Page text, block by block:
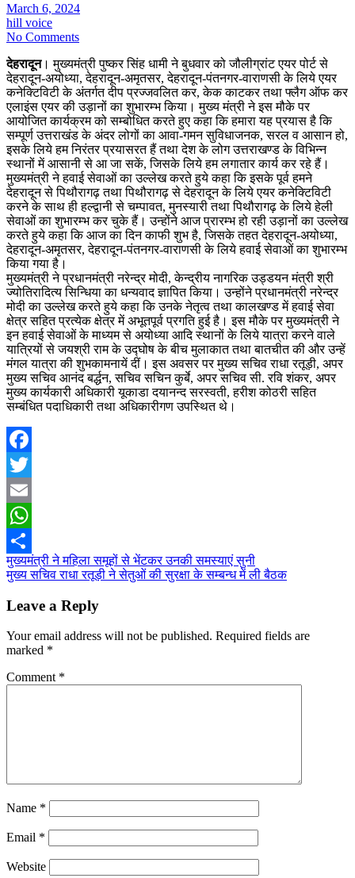
March 6, 2024
hill voice
No Comments
देहरादून। मुख्यमंत्री पुष्कर सिंह धामी ने बुधवार को जौलीग्रांट एयर पोर्ट से
देहरादून-अयोध्या, देहरादून-अमृतसर, देहरादून-पंतनगर-वाराणसी के लिये एयर
कनेक्टिविटी के अंतर्गत दीप प्रज्जवलित कर, केक काटकर तथा फ्लैग ऑफ कर
एलाइंस एयर की उड़ानों का शुभारम्भ किया। मुख्य मंत्री ने इस मौके पर
आयोजित कार्यक्रम को सम्बोधित करते हुए कहा कि हमारा यह प्रयास है कि
सम्पूर्ण उत्तराखंड के अंदर लोगों का आवा-गमन सुविधाजनक, सरल व आसान हो,
इसके लिये हम निरंतर प्रयासरत हैं तथा देश के लोग उत्तराखण्ड के विभिन्न
स्थानों में आसानी से आ जा सकें, जिसके लिये हम लगातार कार्य कर रहे हैं।
मुख्यमंत्री ने हवाई सेवाओं का उल्लेख करते हुये कहा कि इसके पूर्व हमने
देहरादून से पिथौरागढ़ तथा पिथौरागढ़ से देहरादून के लिये एयर कनेक्टिविटी
करने के साथ ही हल्द्वानी से चम्पावत, मुनस्यारी तथा पिथौरागढ़ के लिये हेली
सेवाओं का शुभारम्भ कर चुके हैं। उन्होंने आज प्रारम्भ हो रही उड़ानों का उल्लेख
करते हुये कहा कि आज का दिन काफी शुभ है, जिसके तहत देहरादून-अयोध्या,
देहरादून-अमृतसर, देहरादून-पंतनगर-वाराणसी के लिये हवाई सेवाओं का शुभारम्भ
किया गया है।
मुख्यमंत्री ने प्रधानमंत्री नरेन्द्र मोदी, केन्द्रीय नागरिक उड्डयन मंत्री श्री
ज्योतिरादित्य सिन्धिया का धन्यवाद ज्ञापित किया। उन्होंने प्रधानमंत्री नरेन्द्र
मोदी का उल्लेख करते हुये कहा कि उनके नेतृत्व तथा कालखण्ड में हवाई सेवा
क्षेत्र सहित प्रत्येक क्षेत्र में अभूतपूर्व प्रगति हुई है। इस मौके पर मुख्यमंत्री ने
इन हवाई सेवाओं के माध्यम से अयोध्या आदि स्थानों के लिये यात्रा करने वाले
यात्रियों से जयश्री राम के उद्घोष के बीच मुलाकात तथा बातचीत की और उन्हें
मंगल यात्रा की शुभकामनायें दीं। इस अवसर पर मुख्य सचिव राधा रतूड़ी, अपर
मुख्य सचिव आनंद बर्द्धन, सचिव सचिन कुर्बे, अपर सचिव सी. रवि शंकर, अपर
मुख्य कार्यकारी अधिकारी यूकाडा दयानन्द सरस्वती, हरीश कोठरी सहित
सम्बंधित पदाधिकारी तथा अधिकारीगण उपस्थित थे।
Facebook
Twitter
Email
WhatsApp
Share
Post
navigation
मुख्यमंत्री ने महिला समूहों से भेंटकर उनकी समस्याएं सुनी
मुख्य सचिव राधा रतूड़ी ने सेतुओं की सुरक्षा के सम्बन्ध में ली बैठक
Leave a Reply
Your email address will not be published. Required fields are
marked *
Comment *
Name *
Email *
Website